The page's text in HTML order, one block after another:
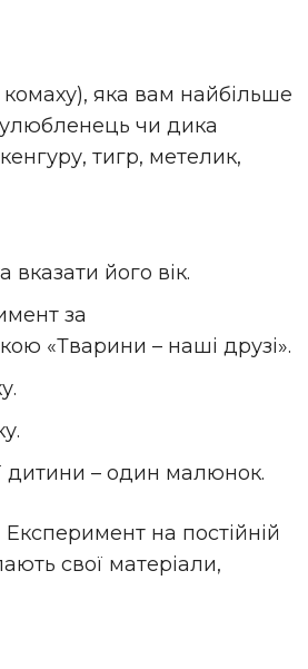
яка вам найбільше
чи дика
тигр, метелик,
вказати його вік.
за
«Тварини – наші друзі».
дитини – один малюнок.
на постійній
свої матеріали,